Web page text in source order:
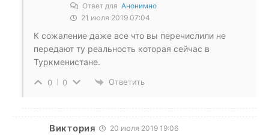
Ответ для Анонимно
21 июля 2019 07:04
К сожаление даже все что вы перечислили не
передают ту реальность которая сейчас в
Туркменистане.
0 0 Ответить
Виктория 20 июля 2019 19:06